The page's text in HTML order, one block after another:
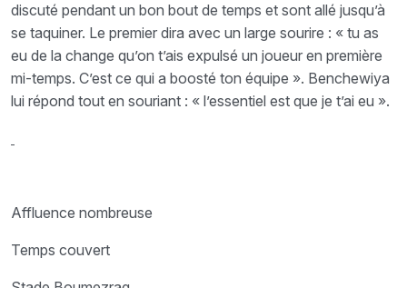
discuté pendant un bon bout de temps et sont allé jusqu’à
se taquiner. Le premier dira avec un large sourire : « tu as
eu de la change qu’on t’ais expulsé un joueur en première
mi-temps. C’est ce qui a boosté ton équipe ». Benchewiya
lui répond tout en souriant : « l’essentiel est que je t’ai eu ».
Affluence nombreuse
Temps couvert